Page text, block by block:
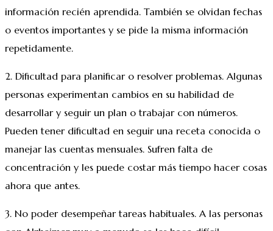
información recién aprendida. También se olvidan fechas
o eventos importantes y se pide la misma información
repetidamente.
2. Dificultad para planificar o resolver problemas. Algunas
personas experimentan cambios en su habilidad de
desarrollar y seguir un plan o trabajar con números.
Pueden tener dificultad en seguir una receta conocida o
manejar las cuentas mensuales. Sufren falta de
concentración y les puede costar más tiempo hacer cosas
ahora que antes.
3. No poder desempeñar tareas habituales. A las personas